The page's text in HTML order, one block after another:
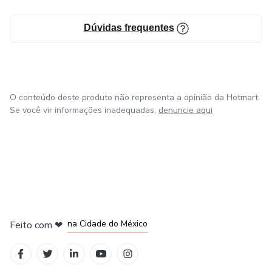
Dúvidas frequentes
O conteúdo deste produto não representa a opinião da Hotmart.
Se você vir informações inadequadas, denuncie aqui
Feito com ❤ na Cidade do México